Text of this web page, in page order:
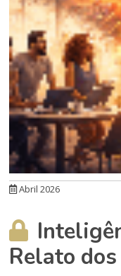
Abril 2026
Relato